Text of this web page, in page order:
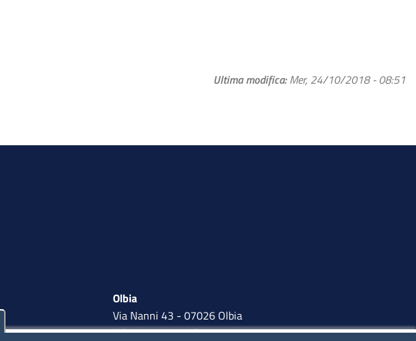
Ultima modifica Mer, 24/10/2018 - 08:51
Olbia
Via Nanni 43 - 07026 Olbia
Tel. 0789 66122 | 0789 69580